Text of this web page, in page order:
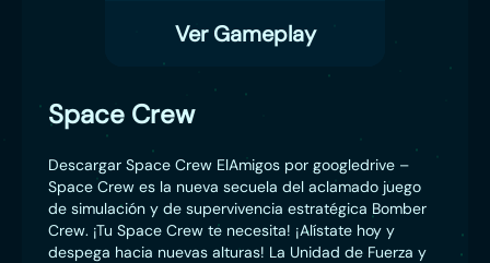
Ver Gameplay
Space Crew
Descargar Space Crew ElAmigos por googledrive –
Space Crew es la nueva secuela del aclamado juego
de simulación y de supervivencia estratégica Bomber
Crew. ¡Tu Space Crew te necesita! ¡Alístate hoy y
despega hacia nuevas alturas! La Unidad de Fuerza y